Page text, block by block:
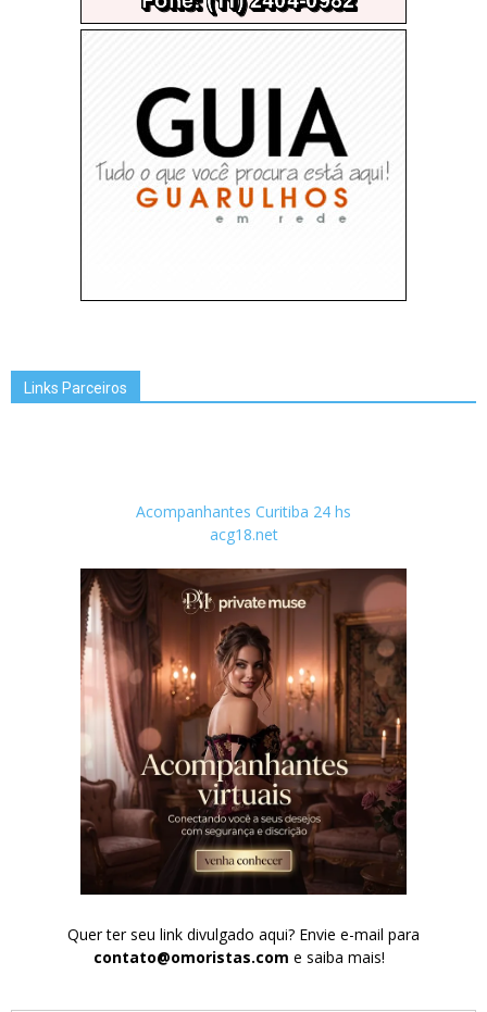
Links Parceiros
Acompanhantes Curitiba 24 hs
acg18.net
Quer ter seu link divulgado aqui? Envie e-mail para
contato@omoristas.com e saiba mais!